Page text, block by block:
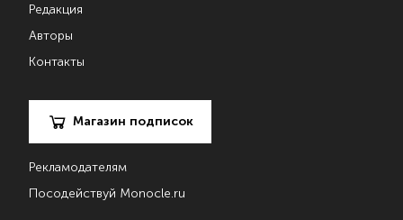
Редакция
Авторы
Контакты
Магазин подписок
Рекламодателям
Посодействуй Monocle.ru